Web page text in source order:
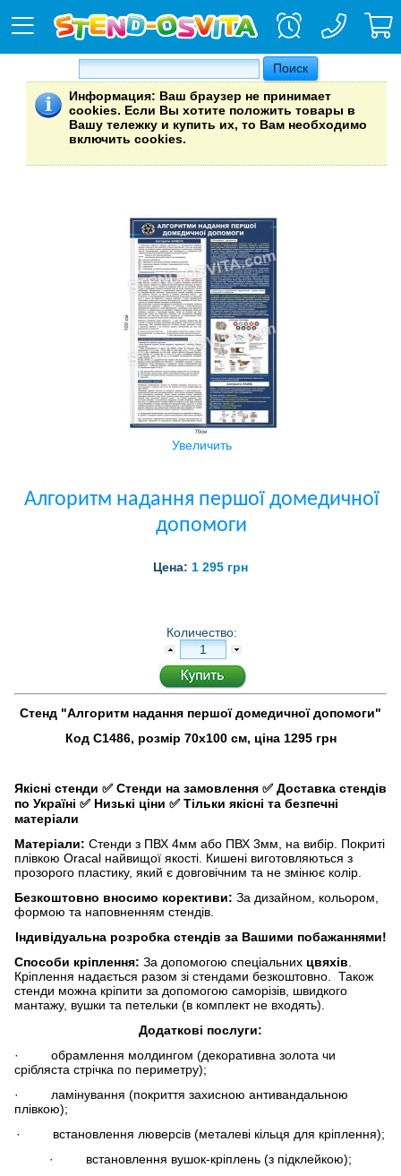
Информация: Ваш браузер не принимает
cookies. Если Вы хотите положить товары в
Вашу тележку и купить их, то Вам необходимо
включить cookies.
Увеличить
Алгоритм надання першої домедичної
допомоги
Цена: 1 295 грн
Количество:
Стенд "Алгоритм надання першої домедичної допомоги"
Код С1486, розмір 70х100 см, ціна 1295 грн
Якісні стенди ✅ Стенди на замовлення ✅ Доставка стендів
по Україні ✅ Низькі ціни ✅ Тільки якісні та безпечні
матеріали
Матеріали: Стенди з ПВХ 4мм або ПВХ 3мм, на вибір. Покриті
плівкою Oracal найвищої якості. Кишені виготовляються з
прозорого пластику, який є довговічним та не змінює колір.
Безкоштовно вносимо корективи: За дизайном, кольором,
формою та наповненням стендів.
Індивідуальна розробка стендів за Вашими побажаннями!
Способи кріплення: За допомогою спеціальних цвяхів.
Кріплення надається разом зі стендами безкоштовно. Також
стенди можна кріпити за допомогою саморізів, швидкого
мантажу, вушки та петельки (в комплект не входять).
Додаткові послуги:
· обрамлення молдингом (декоративна золота чи
срібляста стрічка по периметру);
· ламінування (покриття захисною антивандальною
плівкою);
· встановлення люверсів (металеві кільця для кріплення);
· встановлення вушок-кріплень (з підклейкою);